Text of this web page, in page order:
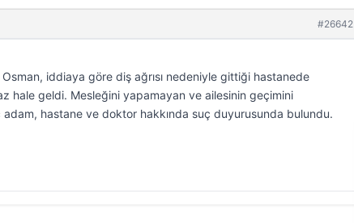
#26642
iddiaya göre diş ağrısı nedeniyle gittiği hastanede
hale geldi. Mesleğini yapamayan ve ailesinin geçimini
hastane ve doktor hakkında suç duyurusunda bulundu.